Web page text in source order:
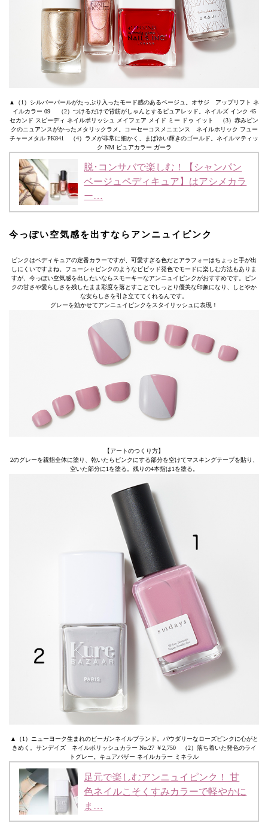
▲（1）シルバーパールがたっぷり入ったモード感のあるベージュ。オサジ アップリフト ネ
イルカラー 09 （2）つけるだけで背筋がしゃんとするピュアレッド。ネイルズ インク 45
セカンド スピーディ ネイルポリッシュ メイフェア メイド ミー ドゥ イット （3）赤みピン
クのニュアンスがかったメタリックラメ。コーセーコスメニエンス ネイルホリック フュー
チャーメタル PK841 （4）ラメが非常に細かく、まばゆい輝きのゴールド。ネイルマティッ
ク NM ピュアカラー ガーラ
脱･コンサバで楽しむ！【シャンパン
ベージュペディキュア】はアシメカラ
ー…
今っぽい空気感を出すならアンニュイピンク
ピンクはペディキュアの定番カラーですが、可愛すぎる色だとアラフォーはちょっと手が出
しにくいですよね。フューシャピンクのようなビビッド発色でモードに楽しむ方法もありま
すが、今っぽい空気感を出したいならスモーキーなアンニュイピンクがおすすめです。ピン
クの甘さや愛らしさを残したまま彩度を落とすことでしっとり優美な印象になり、しとやか
な女らしさを引き立ててくれるんです。
グレーを効かせてアンニュイピンクをスタイリッシュに表現！
【アートのつくり方】
2のグレーを親指全体に塗り、乾いたらピンクにする部分を空けてマスキングテープを貼り、
空いた部分に1を塗る。残りの4本指は1を塗る。
▲（1）ニューヨーク生まれのビーガンネイルブランド。パウダリーなローズピンクに心がと
きめく。サンデイズ ネイルポリッシュカラー No.27 ￥2,750 （2）落ち着いた発色のライ
トグレー。キュアバザー ネイルカラー ミネラル
足元で楽しむアンニュイピンク！ 甘
色ネイルこそくすみカラーで軽やかに
ま…